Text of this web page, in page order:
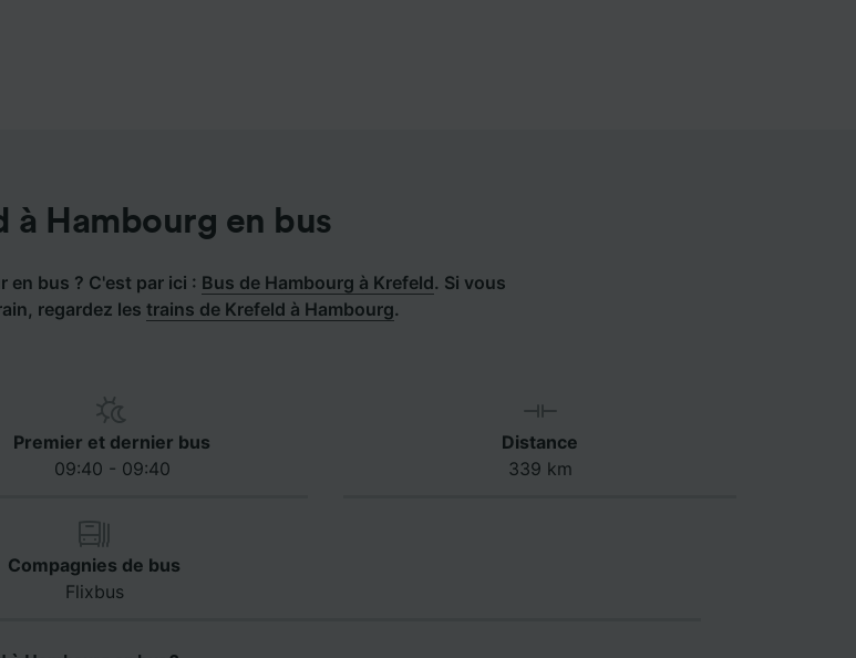
à Hambourg en bus
en bus ? C'est par ici : Bus de Hambourg à Krefeld. Si vous
regardez les trains de Krefeld à Hambourg.
Premier et dernier bus
09:40 - 09:40
Distance
339 km
Compagnies de bus
Flixbus